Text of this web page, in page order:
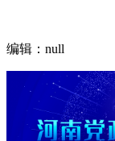
编辑：null